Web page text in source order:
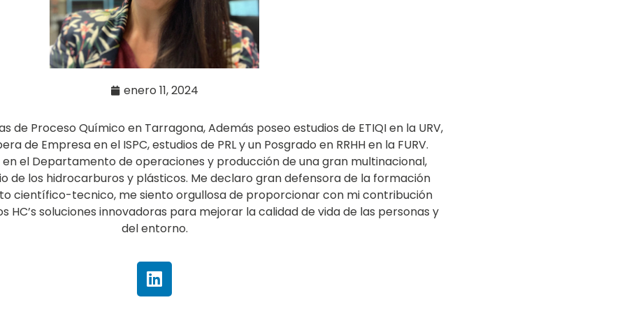
enero 11, 2024
de Proceso Químico en Tarragona, Además poseo estudios de ETIQI en la URV,
de Empresa en el ISPC, estudios de PRL y un Posgrado en RRHH en la FURV.
el Departamento de operaciones y producción de una gran multinacional,
de los hidrocarburos y plásticos. Me declaro gran defensora de la formación
científico-tecnico, me siento orgullosa de proporcionar con mi contribución
HC’s soluciones innovadoras para mejorar la calidad de vida de las personas y
del entorno.